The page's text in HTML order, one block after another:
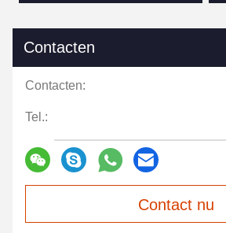
Contacten
Contacten:
Tel.:
Contact nu